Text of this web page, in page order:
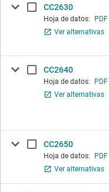
CC2630
Hoja de datos: PDF
Ver alternativas
CC2640
Hoja de datos: PDF
Ver alternativas
CC2650
Hoja de datos: PDF
Ver alternativas